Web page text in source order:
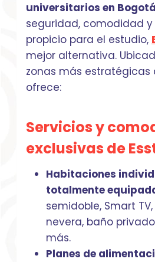
universitarios en Bogotá
seguridad, comodidad
propicio para el estudio,
mejor alternativa.
zonas más estratégicas
ofrece:
Servicios y
exclusivas de
Habitaciones
totalmente
semidoble, Smart
nevera, baño
más.
Planes de